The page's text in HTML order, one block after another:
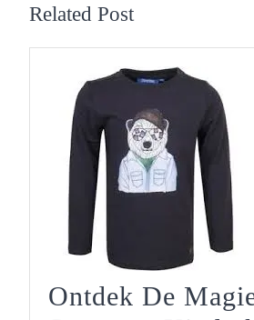
Related Post
Ontdek De